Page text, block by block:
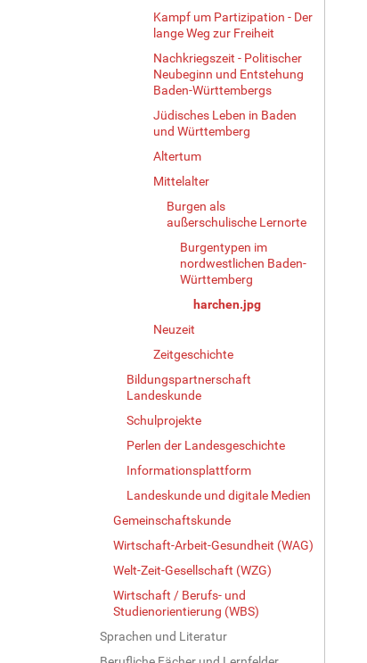
Kampf um Partizipation - Der
lange Weg zur Freiheit
Nachkriegszeit - Politischer
Neubeginn und Entstehung
Baden-Württembergs
Jüdisches Leben in Baden
und Württemberg
Altertum
Mittelalter
Burgen als
außerschulische Lernorte
Burgentypen im
nordwestlichen Baden-
Württemberg
harchen.jpg
Neuzeit
Zeitgeschichte
Bildungspartnerschaft
Landeskunde
Schulprojekte
Perlen der Landesgeschichte
Informationsplattform
Landeskunde und digitale Medien
Gemeinschaftskunde
Wirtschaft-Arbeit-Gesundheit (WAG)
Welt-Zeit-Gesellschaft (WZG)
Wirtschaft / Berufs- und
Studienorientierung (WBS)
Sprachen und Literatur